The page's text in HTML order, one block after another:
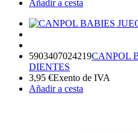
Añadir a cesta
5903407024219CANPOL
DIENTES
3,95 €Exento de IVA
Añadir a cesta